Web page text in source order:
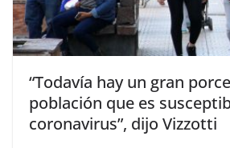
“Todavía hay un gran
población que es
coronavirus”, dijo Vizzotti